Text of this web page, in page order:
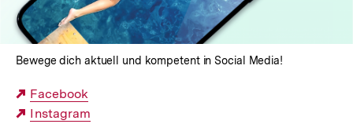
Bewege dich aktuell und kompetent in Social Media!
Externer
Link:
Facebook
Externer
Instagram